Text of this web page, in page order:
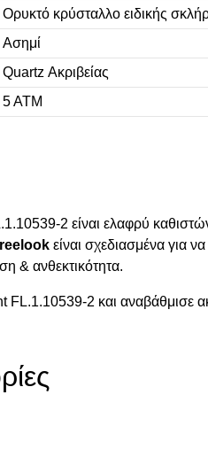
Ορυκτό κρύσταλλο ειδικής
Ασημί
Quartz Ακριβείας
5 ΑΤΜ
2 είναι ελαφρύ
είναι σχεδιασμένα για
& ανθεκτικότητα.
2 και αναβάθμισε